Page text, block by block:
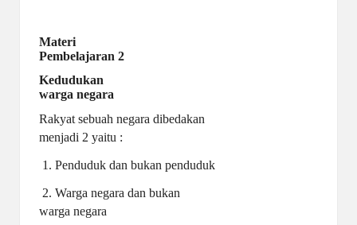
Materi
Pembelajaran 2
Kedudukan
warga negara
Rakyat sebuah negara dibedakan
menjadi 2 yaitu :
1. Penduduk dan bukan penduduk
2. Warga negara dan bukan
warga negara